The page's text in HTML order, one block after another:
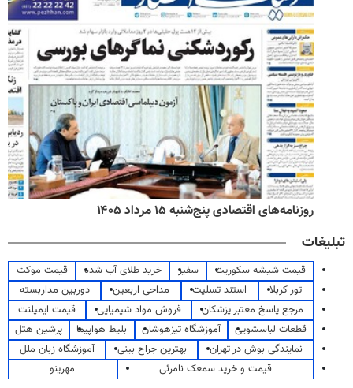
روزنامه‌های اقتصادی پنج‌شنبه ۱۵ مرداد ۱۴۰۵
تبلیغات
قیمت شیشه سکوریت سفیر خرید طلای آب شده
قیمت موکت
تور کربلا
استند تسلیت مداحی اربعین
دوربین مداربسته
مرجع پاسخ معتبر پزشکان
فروش مواد شیمیایی
قیمت ایمپلنت
قطعات لباسشویی
آموزشگاه تیزهوشان بلیط هواپیما
پرشین هتل
نمایندگی بوش در تهران
بهترین جراح بینی
آموزشگاه زبان ملل
قیمت و خرید سمعک نامرئی
مهرینو